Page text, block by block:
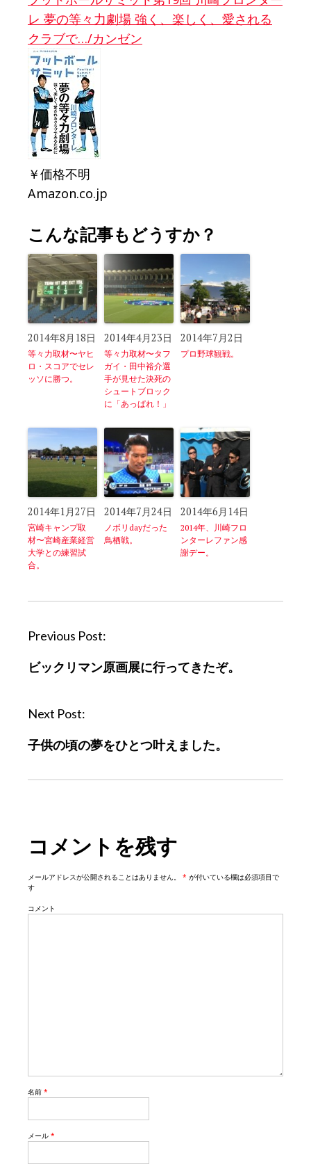
レ 夢の等々力劇場 強く、楽しく、愛される
クラブで…/カンゼン
￥価格不明
Amazon.co.jp
こんな記事もどうすか？
2014年8月18日
等々力取材〜ヤヒ
ロ・スコアでセレ
ッソに勝つ。
2014年4月23日
等々力取材〜タフ
ガイ・田中裕介選
手が見せた決死の
シュートブロック
に「あっぱれ！」
2014年7月2日
プロ野球観戦。
2014年1月27日
宮崎キャンプ取
材〜宮崎産業経営
大学との練習試
合。
2014年7月24日
ノボリdayだった
鳥栖戦。
2014年6月14日
2014年、川崎フロ
ンターレファン感
謝デー。
P
s
n
v
n
Previous Post:
ビックリマン原画展に行ってきたぞ。
Next Post:
子供の頃の夢をひとつ叶えました。
コメントを残す
メールアドレスが公開されることはありません。 * が付いている欄は必須項目で
す
コメント
名前 *
メール *